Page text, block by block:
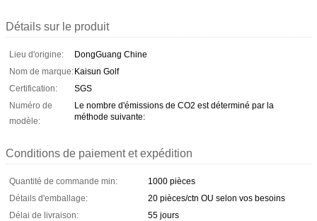
Détails sur le produit
Lieu d'origine:
DongGuang Chine
Nom de marque:Kaisun Golf
Certification:
SGS
Numéro de
modèle:
Le nombre d'émissions de CO2 est déterminé par la
méthode suivante:
Conditions de paiement et expédition
Quantité de commande min:
1000 pièces
Détails d'emballage:
20 pièces/ctn OU selon vos besoins
Délai de livraison:
55 jours